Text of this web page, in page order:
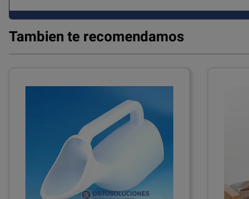
Tambien te recomendamos